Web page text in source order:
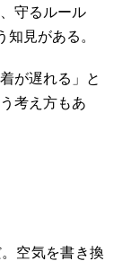
守るルール
知見がある。
が遅れる」と
考え方もあ
空気を書き換